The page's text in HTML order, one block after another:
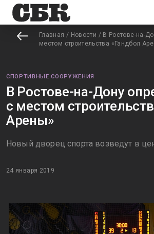
Главная / Новости / В Ростове-на-
местом строительства «Гандбол
СПОРТИВНЫЕ СООРУЖЕНИЯ
В Ростове-на-Дону
с местом
Арены»
Новый дворец спорта возведут в
24 января 2019